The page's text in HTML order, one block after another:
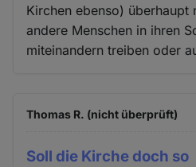
Kirchen ebenso) überhaupt
andere Menschen in ihren
miteinandern treiben oder
Thomas R. (nicht überprüft)
Soll die Kirche doch so